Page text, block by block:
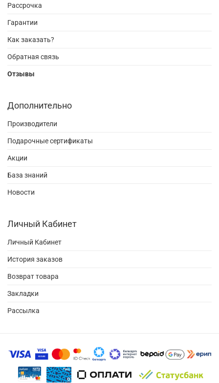
Рассрочка
Гарантии
Как заказать?
Обратная связь
Отзывы
Дополнительно
Производители
Подарочные сертификаты
Акции
База знаний
Новости
Личный Кабинет
Личный Кабинет
История заказов
Возврат товара
Закладки
Рассылка